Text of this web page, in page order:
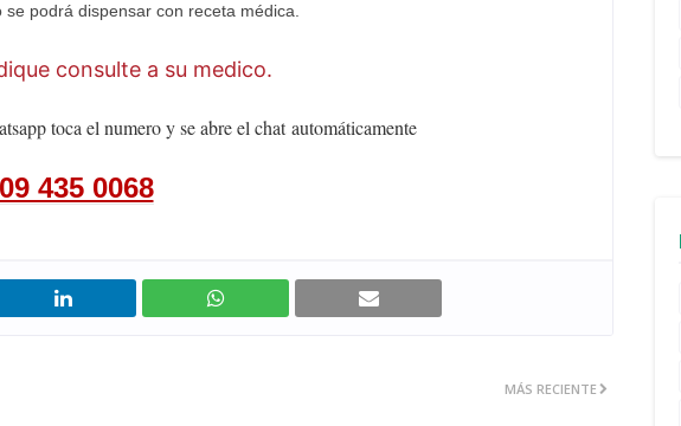
se podrá dispensar con receta médica.
consulte a su medico.
toca el numero y se abre el chatautomáticamente
435 0068
MÁS RECIENTE